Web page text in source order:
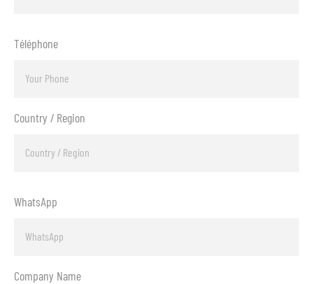
Téléphone
Country / Region
WhatsApp
Company Name